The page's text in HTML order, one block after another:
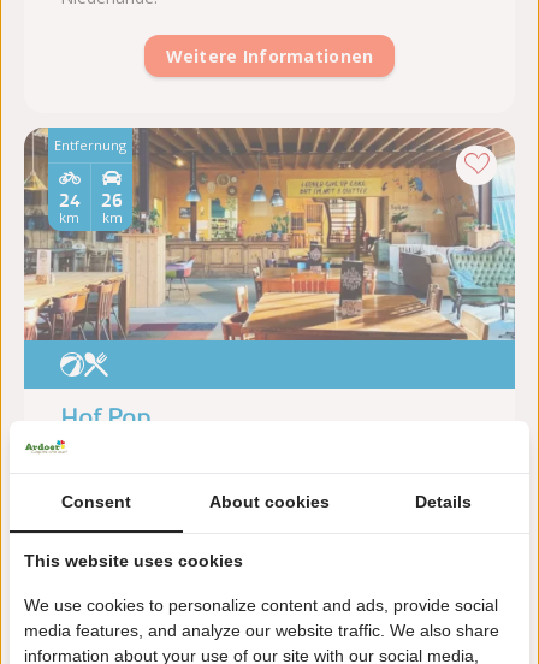
Weitere Informationen
Entfernung
26
km
24
km
Hof Pop
Zeeland, Grijpskerke
Auf der Suche nach dem perfekten Ausflug für
Lus...
Consent About cookies Details
This website uses cookies
We use cookies to personalize content and ads, provide social
media features, and analyze our website traffic. We also share
information about your use of our site with our social media,